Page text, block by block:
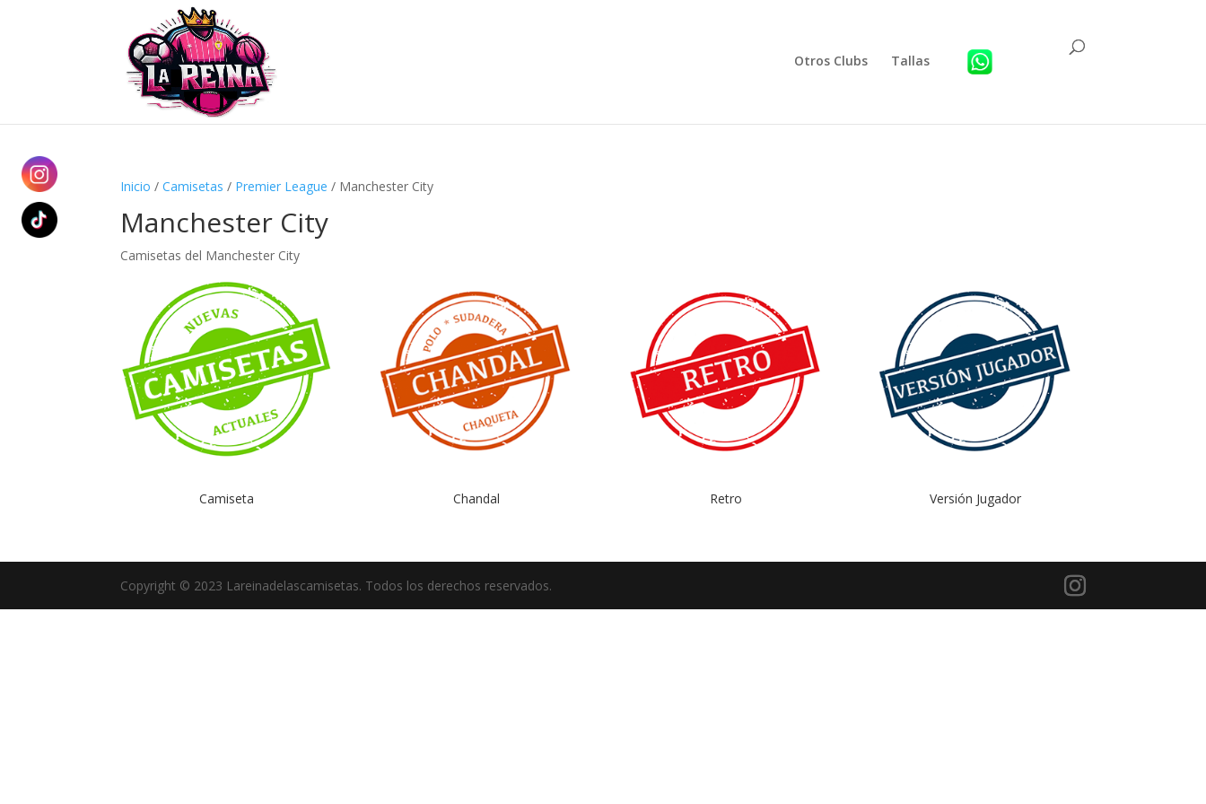
Otros Clubs Tallas
Inicio /Camisetas / Premier League / Manchester City
Manchester City
Camisetas del Manchester City
Camiseta Chandal Retro Versión Jugador
Copyright © 2023 Lareinadelascamisetas. Todos los derechos reservados.